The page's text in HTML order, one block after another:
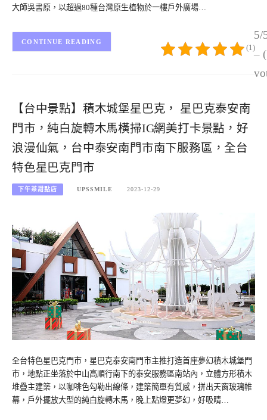
大師吳書原，以超過80種台灣原生植物於一樓戶外廣場…
5/
–
(1)
CONTINUE READING
【台中景點】積木城堡星巴克， 星巴克泰安南
門市，純白旋轉木馬橫掃IG網美打卡景點，好
浪漫仙氣，台中泰安南門市南下服務區，全台
特色星巴克門市
下午茶甜點店 UPSSMILE 2023-12-29
全台特色星巴克門市，星巴克泰安南門市主推打造首座夢幻積木城堡門
市，地點正坐落於中山高順行南下的泰安服務區南站內，立體方形積木
堆疊主建築，以咖啡色勾勒出線條，建築簡單有質感，拼出天窗玻璃帷
幕，戶外擺放大型的純白旋轉木馬，晚上點燈更夢幻，好吸睛…